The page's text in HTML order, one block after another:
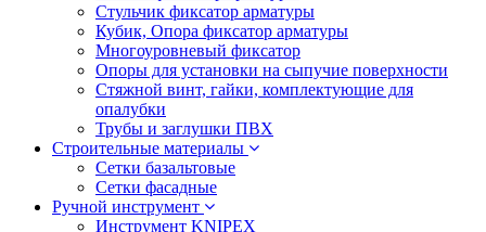
Стульчик фиксатор арматуры
Кубик, Опора фиксатор арматуры
Многоуровневый фиксатор
Опоры для установки на сыпучие поверхности
Стяжной винт, гайки, комплектующие для
опалубки
Трубы и заглушки ПВХ
Строительные материалы
Сетки базальтовые
Сетки фасадные
Ручной инструмент
Инструмент KNIPEX